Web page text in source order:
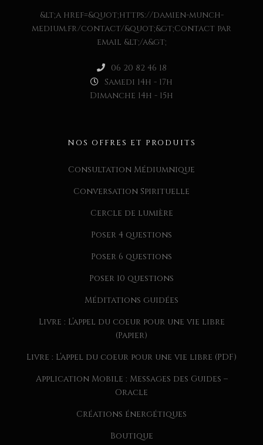
&lt;a href=&quot;https://damien-munch-
medium.fr/contact/&quot;&gt;Contact par
email &lt;/a&gt;
06 20 82 46 18
Samedi 14h - 17h
Dimanche 14h - 15h
NOS OFFRES ET PRODUITS
Consultation Médiumnique
Conversation Spirituelle
Cercle de lumière
Poser 4 questions
Poser 6 questions
Poser 10 questions
Méditations guidées
Livre : L’appel du coeur pour une vie libre
(Papier)
Livre : L’appel du coeur pour une vie libre (PDF)
Application Mobile : Messages des Guides –
Oracle
Créations énergétiques
Boutique